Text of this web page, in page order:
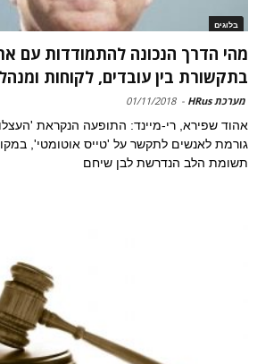
בלוגים
מהי הדרך הנכונה להתמודדות עם
בתקשורת בין עובדים, לקוחות
מערכת HRus -
01/11/2018
אהוד שפירא, רי-מיינד: התופעה הנקראת
גורמת לאנשים לתקשר על 'טייס אוטומטי',
תשומת הלב הנדרשת לבן שיחם